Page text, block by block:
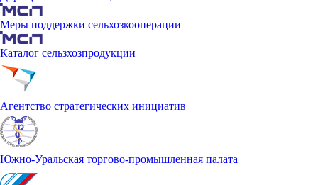
Меры поддержки сельхозкооперации
Каталог сельзхозпродукции
Агентство стратегических инициатив
Южно-Уральская торгово-промышленная палата